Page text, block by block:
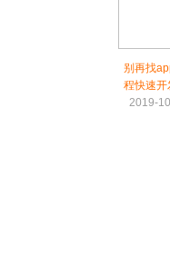
别再找
程快速开
2019-